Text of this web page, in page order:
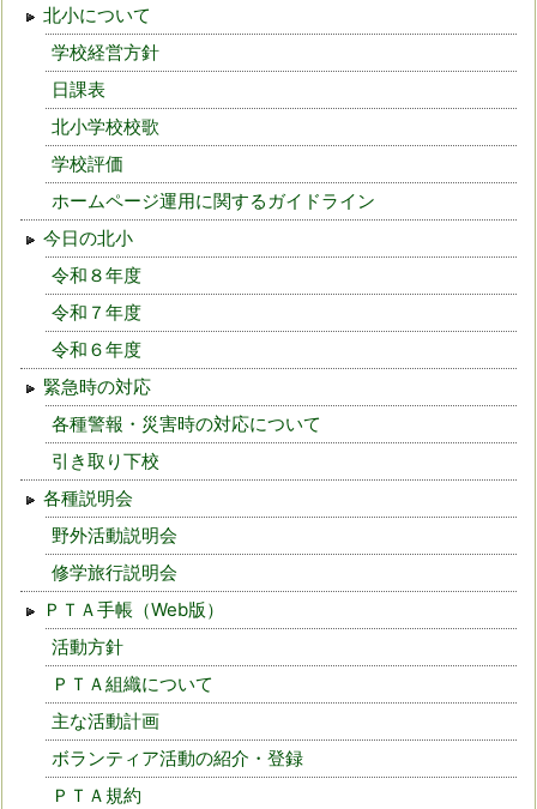
北小について
学校経営方針
日課表
北小学校校歌
学校評価
ホームページ運用に関するガイドライン
今日の北小
令和８年度
令和７年度
令和６年度
緊急時の対応
各種警報・災害時の対応について
引き取り下校
各種説明会
野外活動説明会
修学旅行説明会
ＰＴＡ手帳（Web版）
活動方針
ＰＴＡ組織について
主な活動計画
ボランティア活動の紹介・登録
ＰＴＡ規約